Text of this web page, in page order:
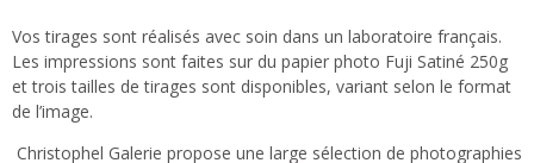
Vos tirages sont réalisés avec soin dans un laboratoire français.
Les impressions sont faites sur du papier photo Fuji Satiné 250g
et trois tailles de tirages sont disponibles, variant selon le format
de l’image.
Christophel Galerie propose une large sélection de photographies